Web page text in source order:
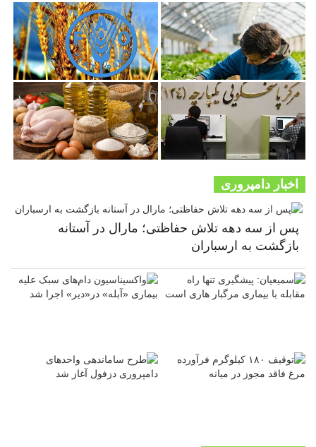
اخبار دامپروری
پس از سه دهه تلاش حفاظتی؛ مارال در آستانه
بازگشت به ارسباران